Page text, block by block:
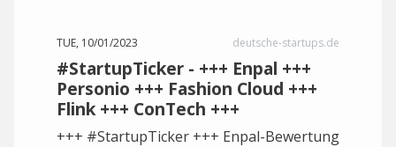
TUE, 10/01/2023 deutsche-startups.de
#StartupTicker - +++ Enpal +++
Personio +++ Fashion Cloud +++
Flink +++ ConTech +++
+++ #StartupTicker +++ Enpal-Bewertung